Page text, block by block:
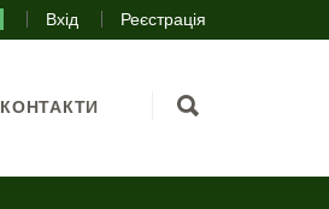
Вхід Реєстрація
КОНТАКТИ